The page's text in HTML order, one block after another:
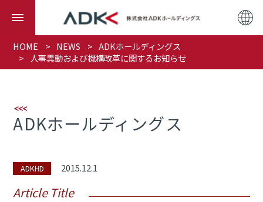
HOME NEWS
ADKホールディングス
人事異動および機構改革に関するお知らせ
ADKホールディングス
ADKHD 2015.12.1
Article Title